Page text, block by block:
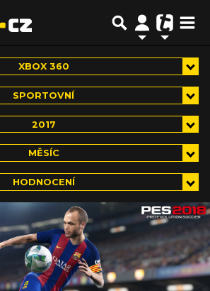
XBOX 360
SPORTOVNÍ
2017
MĚSÍC
HODNOCENÍ